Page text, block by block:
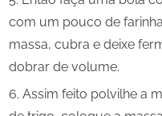
com um pouco de
massa, cubra e deixe
dobrar de volume.
Assim feito polvilhe a